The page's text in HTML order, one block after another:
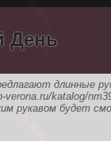
День
длинные
verona.ru/katalog/
рукавом будет